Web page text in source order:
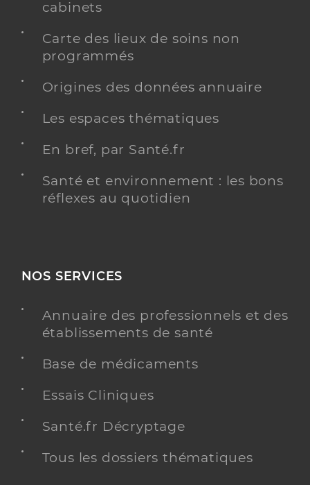
cabinets
Carte des lieux de soins non
programmés
Origines des données annuaire
Les espaces thématiques
En bref, par Santé.fr
Santé et environnement : les bons
réflexes au quotidien
NOS SERVICES
Annuaire des professionnels et des
établissements de santé
Base de médicaments
Essais Cliniques
Santé.fr Décryptage
Tous les dossiers thématiques